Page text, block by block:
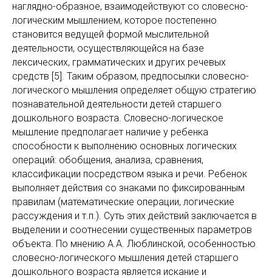
наглядно-образное, взаимодействуют со словесно-
логическим мышлением, которое постепенно
становится ведущей формой мыслительной
деятельности, осуществляющейся на базе
лексических, грамматических и других речевых
средств [5]. Таким образом, предпосылки словесно-
логического мышления определяет общую стратегию
познавательной деятельности детей старшего
дошкольного возраста. Словесно-логическое
мышление предполагает наличие у ребенка
способности к выполнению основных логических
операций: обобщения, анализа, сравнения,
классификации посредством языка и речи. Ребенок
выполняет действия со знаками по фиксированным
правилам (математические операции, логические
рассуждения и т.п.). Суть этих действий заключается в
выделении и соотнесении существенных параметров
объекта. По мнению А.А. Люблинской, особенностью
словесно-логического мышления детей старшего
дошкольного возраста является искание и